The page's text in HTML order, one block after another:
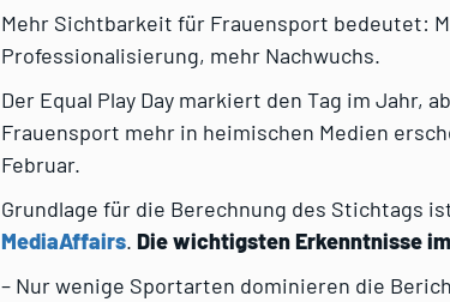
Mehr Sichtbarkeit für Frauensport bedeutet:
Professionalisierung, mehr Nachwuchs.
Der Equal Play Day markiert den Tag im Jahr,
Frauensport mehr in heimischen Medien
Februar.
Grundlage für die Berechnung des Stichtags
MediaAffairs. Die wichtigsten Erkenntnisse
– Nur wenige Sportarten dominieren die